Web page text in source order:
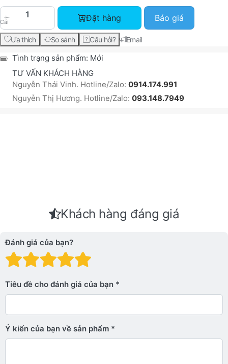
Cái
HP Color LaserJet Pro MFP M476dw
Đặt hàng Báo giá
Ưa thích So sánh Câu hỏi? Email
Tình trạng sản phẩm: Mới
TƯ VẤN KHÁCH HÀNG
Nguyễn Thái Vinh. Hotline/Zalo: 0914.174.991
Nguyễn Thị Hương. Hotline/Zalo: 093.148.7949
Khách hàng đáng giá
Đánh giá của bạn?
Đánh giá: 4 trên 5
Đánh giá: 3 trên 5 sao.
Đánh giá: 2 trên 5 sao.
Đánh giá: 1 trên 5 sao. Xấu
Tiêu đề cho đánh giá của bạn
Ý kiến ​​của bạn về sản phẩm